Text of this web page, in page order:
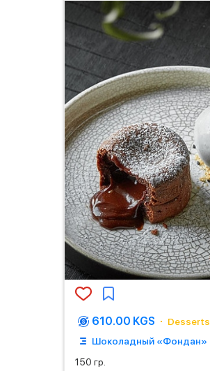
610.00 KGS
Desserts
Шоколадный «Фондан»
150 гр.